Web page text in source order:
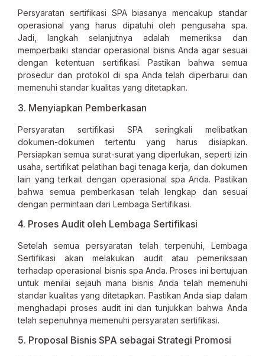
Persyaratan sertifikasi SPA biasanya mencakup standar
operasional yang harus dipatuhi oleh pengusaha spa.
Jadi, langkah selanjutnya adalah memeriksa dan
memperbaiki standar operasional bisnis Anda agar sesuai
dengan ketentuan sertifikasi. Pastikan bahwa semua
prosedur dan protokol di spa Anda telah diperbarui dan
memenuhi standar kualitas yang ditetapkan.
3. Menyiapkan Pemberkasan
Persyaratan sertifikasi SPA seringkali melibatkan
dokumen-dokumen tertentu yang harus disiapkan.
Persiapkan semua surat-surat yang diperlukan, seperti izin
usaha, sertifikat pelatihan bagi tenaga kerja, dan dokumen
lain yang terkait dengan operasional spa Anda. Pastikan
bahwa semua pemberkasan telah lengkap dan sesuai
dengan permintaan dari Lembaga Sertifikasi.
4. Proses Audit oleh Lembaga Sertifikasi
Setelah semua persyaratan telah terpenuhi, Lembaga
Sertifikasi akan melakukan audit atau pemeriksaan
terhadap operasional bisnis spa Anda. Proses ini bertujuan
untuk menilai sejauh mana bisnis Anda telah memenuhi
standar kualitas yang ditetapkan. Pastikan Anda siap dalam
menghadapi proses audit ini dan tunjukkan bahwa Anda
telah sepenuhnya memenuhi persyaratan sertifikasi.
5. Proposal Bisnis SPA sebagai Strategi Promosi